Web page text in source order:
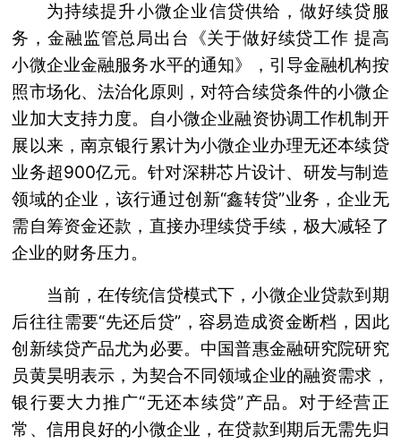
为持续提升小微企业信贷供给，做好续贷服
务，金融监管总局出台《关于做好续贷工作 提高
小微企业金融服务水平的通知》，引导金融机构按
照市场化、法治化原则，对符合续贷条件的小微企
业加大支持力度。自小微企业融资协调工作机制开
展以来，南京银行累计为小微企业办理无还本续贷
业务超900亿元。针对深耕芯片设计、研发与制造
领域的企业，该行通过创新“鑫转贷”业务，企业无
需自筹资金还款，直接办理续贷手续，极大减轻了
企业的财务压力。
当前，在传统信贷模式下，小微企业贷款到期
后往往需要“先还后贷”，容易造成资金断档，因此
创新续贷产品尤为必要。中国普惠金融研究院研究
员黄昊明表示，为契合不同领域企业的融资需求，
银行要大力推广“无还本续贷”产品。对于经营正
常、信用良好的小微企业，在贷款到期后无需先归